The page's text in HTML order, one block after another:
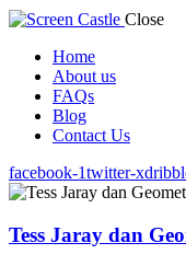
Close
Home
About us
FAQs
Blog
Contact Us
facebook-1twitter-x
Tess Jaray dan